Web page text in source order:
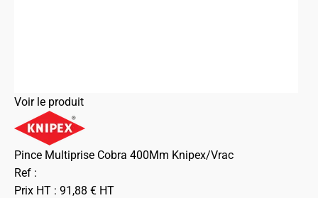
Voir le produit
Pince Multiprise Cobra 400Mm Knipex/Vrac
Ref :
Prix HT : 91,88 € HT